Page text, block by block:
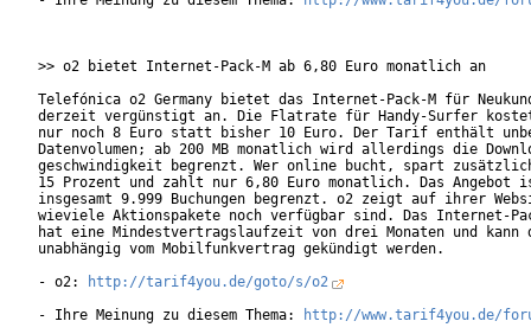
>> o2 bietet Internet-Pack-M ab 6,80 Euro monatlich an
Telefónica o2 Germany bietet das Internet-Pack-M für
derzeit vergünstigt an. Die Flatrate für Handy-Surfer
nur noch 8 Euro statt bisher 10 Euro. Der Tarif enthält
Datenvolumen; ab 200 MB monatlich wird allerdings die
geschwindigkeit begrenzt. Wer online bucht, spart
15 Prozent und zahlt nur 6,80 Euro monatlich. Das Angebot
insgesamt 9.999 Buchungen begrenzt. o2 zeigt auf ihrer
wieviele Aktionspakete noch verfügbar sind. Das Internet-
hat eine Mindestvertragslaufzeit von drei Monaten und kann
unabhängig vom Mobilfunkvertrag gekündigt werden.
- o2:
http://tarif4you.de/goto/s/o2
- Ihre Meinung zu diesem Thema:
http://www.tarif4you.de/